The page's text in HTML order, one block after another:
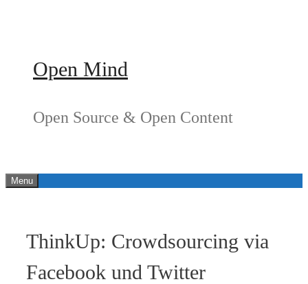
Open Mind
Open Source & Open Content
Menu
ThinkUp: Crowdsourcing via
Facebook und Twitter